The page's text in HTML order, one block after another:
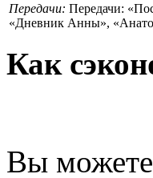
Передачи: Передачи:
«Дневник Анны»,
Как
Вы можете